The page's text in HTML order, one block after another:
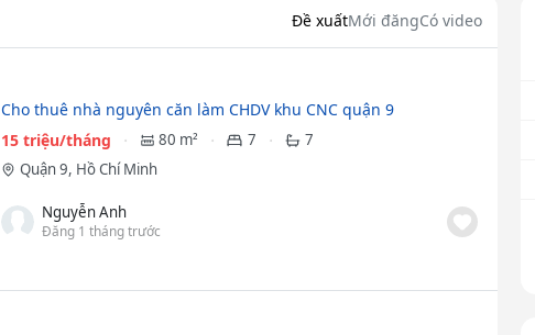
Đề xuấtMới đăngCó video
Cho thuê nhà nguyên căn làm CHDV khu CNC quận 9
15 triệu/tháng
80 m² 7
7
Quận 9, Hồ Chí Minh
Nguyễn Anh
Đăng 1 tháng trước